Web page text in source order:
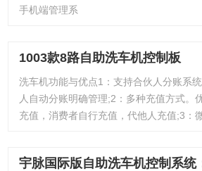
手机端管理系
1003款8路自助洗车机控制板
洗车机功能与优点1：支持合伙人分账系
人自动分账明确管理;2：多种充值方式。
充值，消费者自行充值，代他人充值;3：
宇脉国际版自助洗车机控制系统